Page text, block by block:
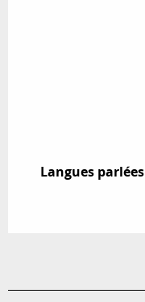
Langues parlées
Langues parlées